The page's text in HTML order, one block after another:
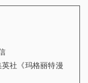
社《玛格丽特漫